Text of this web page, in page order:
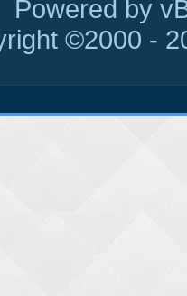
Powered by
©2000 -